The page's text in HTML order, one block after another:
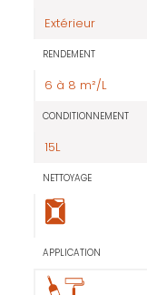
Extérieur
RENDEMENT
6 à 8 m²/L
CONDITIONNEMENT
15L
NETTOYAGE
APPLICATION